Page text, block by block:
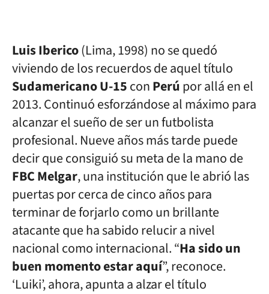
Luis Iberico(Lima, 1998) no se quedó
viviendo de los recuerdos de aquel título
Sudamericano U-15conPerú por allá en el
2013. Continuó esforzándose al máximo para
alcanzar el sueño de ser un futbolista
profesional. Nueve años más tarde puede
decir que consiguió su meta de la mano de
FBC Melgar, una institución que le abrió las
puertas por cerca de cinco años para
terminar de forjarlo como un brillante
atacante que ha sabido relucir a nivel
nacional como internacional. “Ha sido un
buen momento estar aquí”, reconoce.
‘Luiki’, ahora, apunta a alzar el título